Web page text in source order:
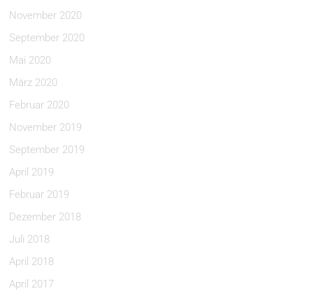
November 2020
September 2020
Mai 2020
März 2020
Februar 2020
November 2019
September 2019
April 2019
Februar 2019
Dezember 2018
Juli 2018
April 2018
April 2017